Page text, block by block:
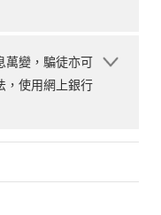
變，騙徒亦可
，使用網上銀行